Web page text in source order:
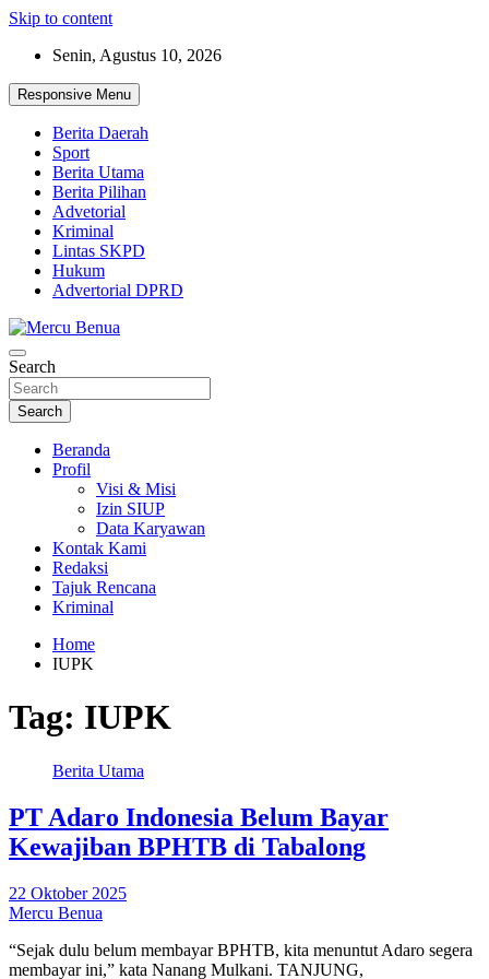
Skip to content
Senin, Agustus 10, 2026
Responsive Menu
Berita Daerah
Sport
Berita Utama
Berita Pilihan
Advetorial
Kriminal
Lintas SKPD
Hukum
Advertorial DPRD
Mercu Benua
Suara Masyarakat Bawah
Search
Search
Beranda
Profil
Visi & Misi
Izin SIUP
Data Karyawan
Kontak Kami
Redaksi
Tajuk Rencana
Kriminal
Home
IUPK
Tag: IUPK
Berita Utama
PT Adaro Indonesia Belum Bayar
Kewajiban BPHTB di Tabalong
22 Oktober 2025
Mercu Benua
“Sejak dulu belum membayar BPHTB, kita menuntut Adaro segera
membayar ini,” kata Nanang Mulkani. TANJUNG,